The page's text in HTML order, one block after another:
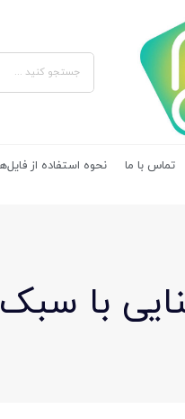
تماس با ما نحوه استفاده از
با